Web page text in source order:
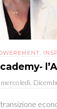
mercoledì,